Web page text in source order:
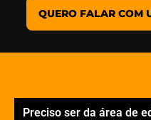
QUERO FALAR COM
Preciso ser da área de